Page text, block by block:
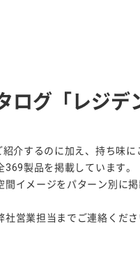
ログ「レジ
介するのに加え、持ち味
製品を掲載しています。
イメージをパターン別に
営業担当までご連絡くださ